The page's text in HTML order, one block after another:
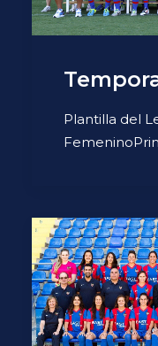
Plantilla del